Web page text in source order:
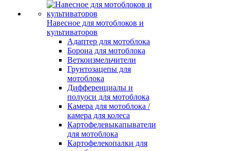
Навесное для мотоблоков и
культиваторов
Адаптер для мотоблока
Борона для мотоблока
Веткоизмельчители
Грунтозацепы для
мотоблока
Дифференциалы и
полуоси для мотоблока
Камера для мотоблока /
камера для колеса
Картофелевыкапыватели
для мотоблока
Картофелекопалки для